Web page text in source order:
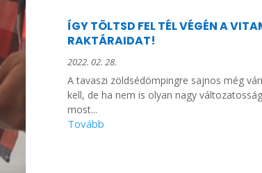
ÍGY TÖLTSD FEL TÉL VÉGÉN A
RAKTÁRAIDAT!
2022. 02. 28.
A tavaszi zöldsédömpingre sajnos még
kell, de ha nem is olyan nagy
most...